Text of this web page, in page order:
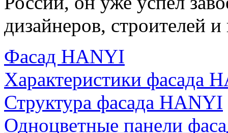
дизайнеров, строителей
Фасад HANYI
Характеристики фасада
Структура фасада HANYI
Одноцветные панели